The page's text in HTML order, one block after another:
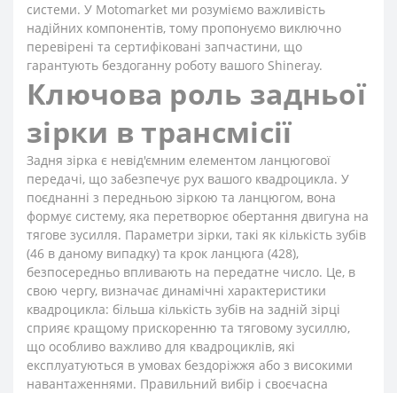
системи. У Motomarket ми розуміємо важливість
надійних компонентів, тому пропонуємо виключно
перевірені та сертифіковані запчастини, що
гарантують бездоганну роботу вашого Shineray.
Ключова роль задньої
зірки в трансмісії
Задня зірка є невід'ємним елементом ланцюгової
передачі, що забезпечує рух вашого квадроцикла. У
поєднанні з передньою зіркою та ланцюгом, вона
формує систему, яка перетворює обертання двигуна на
тягове зусилля. Параметри зірки, такі як кількість зубів
(46 в даному випадку) та крок ланцюга (428),
безпосередньо впливають на передатне число. Це, в
свою чергу, визначає динамічні характеристики
квадроцикла: більша кількість зубів на задній зірці
сприяє кращому прискоренню та тяговому зусиллю,
що особливо важливо для квадроциклів, які
експлуатуються в умовах бездоріжжя або з високими
навантаженнями. Правильний вибір і своєчасна